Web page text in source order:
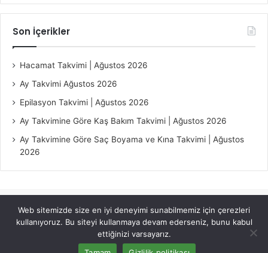
Son İçerikler
Hacamat Takvimi | Ağustos 2026
Ay Takvimi Ağustos 2026
Epilasyon Takvimi | Ağustos 2026
Ay Takvimine Göre Kaş Bakım Takvimi | Ağustos 2026
Ay Takvimine Göre Saç Boyama ve Kına Takvimi | Ağustos
2026
© Copyright 2026, All Rights Reserved |
Jannah Theme by
TieLabs
Web sitemizde size en iyi deneyimi sunabilmemiz için çerezleri
kullanıyoruz. Bu siteyi kullanmaya devam ederseniz, bunu kabul
ettiğinizi varsayarız.